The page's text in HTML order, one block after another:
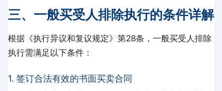
三、一般买受人排除执行的条件详解
根据《执行异议和复议规定》第28条，一般买受人排除
执行需满足以下条件：
1. 签订合法有效的书面买卖合同